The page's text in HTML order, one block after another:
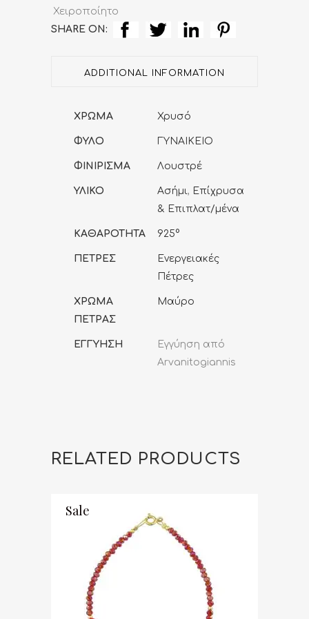
925º)
quantity
Χειροποίητο
SHARE ON:
ADDITIONAL INFORMATION
ΧΡΩΜΑ Χρυσό
ΦΥΛΟ ΓΥΝΑΙΚΕΙΟ
ΦΙΝΙΡΙΣΜΑ Λουστρέ
ΥΛΙΚΟ Ασήμι, Επίχρυσα
& Επιπλατ/μένα
ΚΑΘΑΡΟΤΗΤΑ 925°
ΠΕΤΡΕΣ
Ενεργειακές
Πέτρες
ΧΡΩΜΑ
ΠΕΤΡΑΣ
Μαύρο
ΕΓΓΥΗΣΗ
Εγγύηση από
Arvanitogiannis
RELATED PRODUCTS
Sale